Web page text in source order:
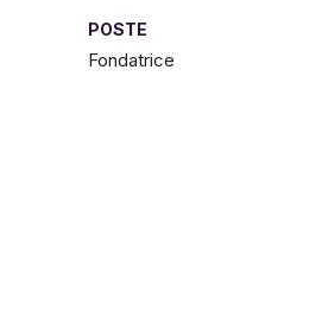
POSTE
Fondatrice